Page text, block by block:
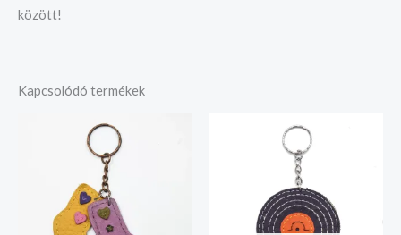
között!
Kapcsolódó termékek